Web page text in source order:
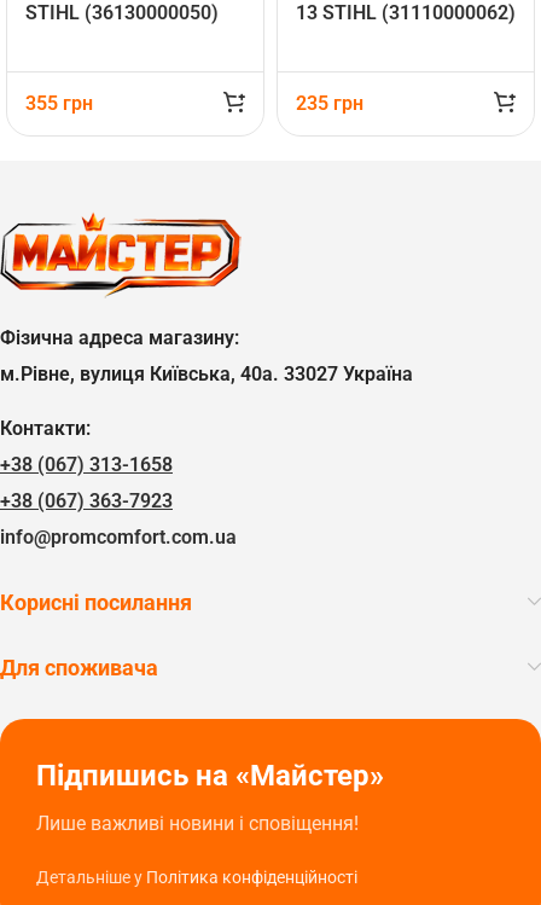
STIHL (36130000050)
355 грн
13 STIHL (31110000062)
235 грн
Фізична адреса магазину:
м.Рівне, вулиця Київська, 40а. 33027 Україна
Контакти:
+38 (067) 313-1658
+38 (067) 363-7923
info@promcomfort.com.ua
Корисні посилання
Для споживача
Підпишись на «Майстер»
Лише важливі новини і сповіщення!
Детальніше у Політика конфіденційності